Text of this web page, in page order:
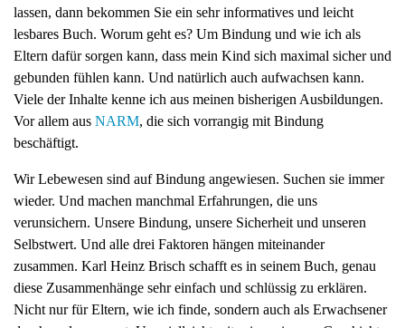
i
a
n
lassen, dann bekommen Sie ein sehr informatives und leicht
lesbares Buch. Worum geht es? Um Bindung und wie ich als
Eltern dafür sorgen kann, dass mein Kind sich maximal sicher und
gebunden fühlen kann. Und natürlich auch aufwachsen kann.
Viele der Inhalte kenne ich aus meinen bisherigen Ausbildungen.
Vor allem aus NARM, die sich vorrangig mit Bindung
beschäftigt.
Wir Lebewesen sind auf Bindung angewiesen. Suchen sie immer
wieder. Und machen manchmal Erfahrungen, die uns
verunsichern. Unsere Bindung, unsere Sicherheit und unseren
Selbstwert. Und alle drei Faktoren hängen miteinander
zusammen. Karl Heinz Brisch schafft es in seinem Buch, genau
diese Zusammenhänge sehr einfach und schlüssig zu erklären.
Nicht nur für Eltern, wie ich finde, sondern auch als Erwachsener